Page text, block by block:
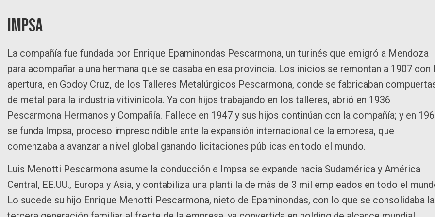
IMPSA
La compañía fue fundada por Enrique Epaminondas Pescarmona, un turinés que emigró a Mendoza
para acompañar a una hermana que se casaba en esa provincia. Los inicios se remontan a 1907 con
apertura, en Godoy Cruz, de los Talleres Metalúrgicos Pescarmona, donde se fabricaban
de metal para la industria vitivinícola. Ya con hijos trabajando en los talleres, abrió en 1936
Pescarmona Hermanos y Compañía. Fallece en 1947 y sus hijos continúan con la compañía; y en
se funda Impsa, proceso imprescindible ante la expansión internacional de la empresa, que
comenzaba a avanzar a nivel global ganando licitaciones públicas en todo el mundo.
Luis Menotti Pescarmona asume la conducción e Impsa se expande hacia Sudamérica y América
Central, EE.UU., Europa y Asia, y contabiliza una plantilla de más de 3 mil empleados en todo el
Lo sucede su hijo Enrique Menotti Pescarmona, nieto de Epaminondas, con lo que se consolidaba la